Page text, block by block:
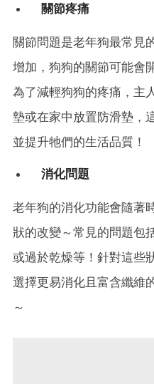
關節疼痛
關節問題是老年狗最常見
增加，狗狗的關節可能會
為了減輕狗狗的疼痛，主
墊或在家中放置防滑墊，
並提升牠們的生活品質！
消化問題
老年狗的消化功能會隨著
狀的改變～常見的問題包
或過於乾燥等！針對這些
選擇更易消化且富含纖維
～